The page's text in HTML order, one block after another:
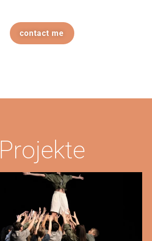
contact me
Projekte